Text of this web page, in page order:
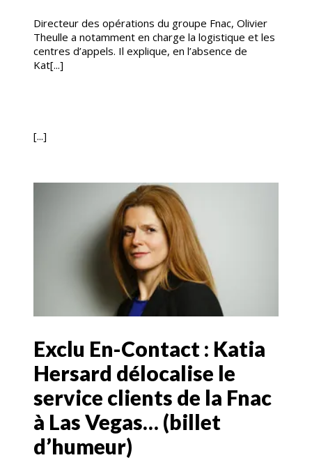
Directeur des opérations du groupe Fnac, Olivier
Theulle a notamment en charge la logistique et les
centres d’appels. Il explique, en l’absence de
Kat[...]
[...]
Exclu En-Contact : Katia
Hersard délocalise le
service clients de la Fnac
à Las Vegas… (billet
d’humeur)